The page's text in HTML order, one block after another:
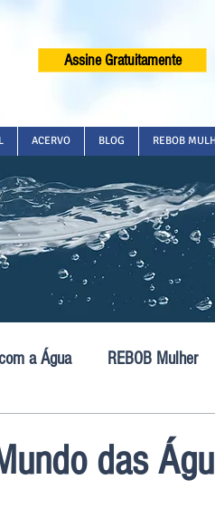
Assine Gratuitamente
ACERVO BLOG REBOB
a Água REBOB Mulher
das